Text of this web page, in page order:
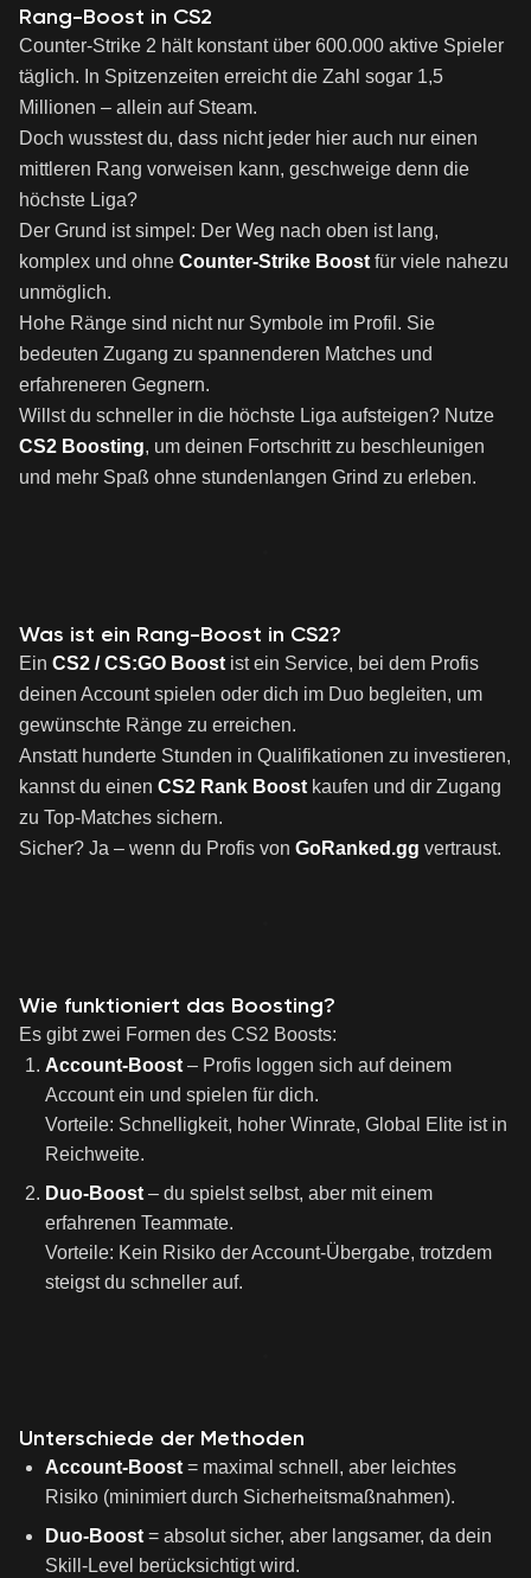
Rang-Boost in CS2
Counter-Strike 2 hält konstant über 600.000 aktive Spieler
täglich. In Spitzenzeiten erreicht die Zahl sogar 1,5
Millionen – allein auf Steam.
Doch wusstest du, dass nicht jeder hier auch nur einen
mittleren Rang vorweisen kann, geschweige denn die
höchste Liga?
Der Grund ist simpel: Der Weg nach oben ist lang,
komplex und ohne Counter-Strike Boost für viele nahezu
unmöglich.
Hohe Ränge sind nicht nur Symbole im Profil. Sie
bedeuten Zugang zu spannenderen Matches und
erfahreneren Gegnern.
Willst du schneller in die höchste Liga aufsteigen? Nutze
CS2 Boosting, um deinen Fortschritt zu beschleunigen
und mehr Spaß ohne stundenlangen Grind zu erleben.
Was ist ein Rang-Boost in CS2?
Ein CS2 / CS:GO Boost ist ein Service, bei dem Profis
deinen Account spielen oder dich im Duo begleiten, um
gewünschte Ränge zu erreichen.
Anstatt hunderte Stunden in Qualifikationen zu investieren,
kannst du einen CS2 Rank Boost kaufen und dir Zugang
zu Top-Matches sichern.
Sicher? Ja – wenn du Profis von GoRanked.gg vertraust.
Wie funktioniert das Boosting?
Es gibt zwei Formen des CS2 Boosts:
Account-Boost – Profis loggen sich auf deinem
Account ein und spielen für dich.
Vorteile: Schnelligkeit, hoher Winrate, Global Elite ist in
Reichweite.
Duo-Boost – du spielst selbst, aber mit einem
erfahrenen Teammate.
Vorteile: Kein Risiko der Account-Übergabe, trotzdem
steigst du schneller auf.
Unterschiede der Methoden
Account-Boost = maximal schnell, aber leichtes
Risiko (minimiert durch Sicherheitsmaßnahmen).
Duo-Boost = absolut sicher, aber langsamer, da dein
Skill-Level berücksichtigt wird.